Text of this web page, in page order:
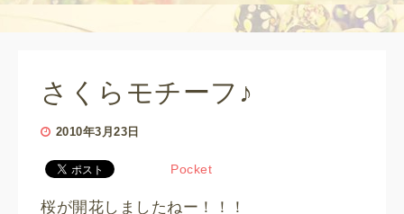
さくらモチーフ♪
2010年3月23日
Pocket
桜が開花しましたねー！！！